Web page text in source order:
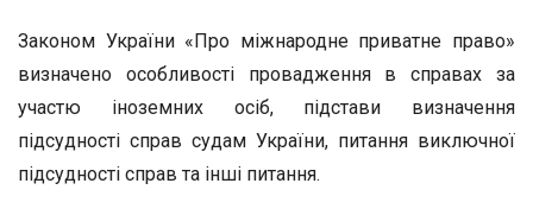
Законом України «Про міжнародне приватне право»
визначено особливості провадження в справах за
участю іноземних осіб, підстави визначення
підсудності справ судам України, питання виключної
підсудності справ та інші питання.